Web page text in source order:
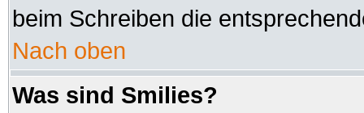
beim Schreiben die
Nach oben
Was sind Smilies?